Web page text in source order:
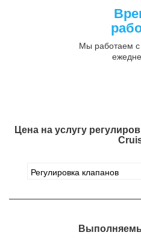
Мы работаем с
Цена на услугу
Регулировка клапанов